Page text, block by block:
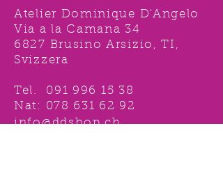
Atelier Dominique D'Angelo
Via a la Camana 34
6827 Brusino Arsizio, TI,
Svizzera
Tel. 091 996 15 38
Nat: 078 631 62 92
info@ddshop.ch